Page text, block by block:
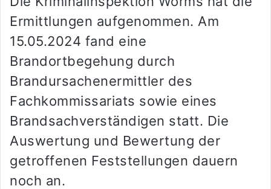
Ermittlungen aufgenommen. Am
15.05.2024 fand eine
Brandortbegehung durch
Brandursachenermittler des
Fachkommissariats sowie eines
Brandsachverständigen statt. Die
Auswertung und Bewertung der
getroffenen Feststellungen dauern
noch an.